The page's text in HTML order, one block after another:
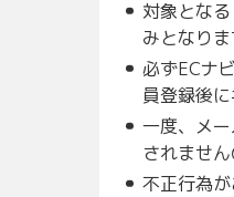
対象とな
みとなり
必ずECナ
員登録後
一度、メ
されませ
不正行為